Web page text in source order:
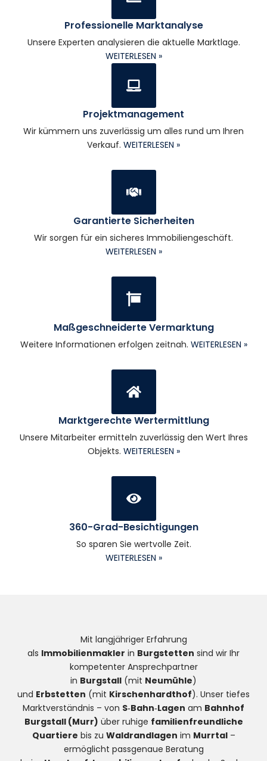
Professionelle Marktanalyse
Unsere Experten analysieren die aktuelle Marktlage.
WEITERLESEN »
Projektmanagement
Wir kümmern uns zuverlässig um alles rund um Ihren
Verkauf. WEITERLESEN »
Garantierte Sicherheiten
Wir sorgen für ein sicheres Immobiliengeschäft.
WEITERLESEN »
Maßgeschneiderte Vermarktung
Weitere Informationen erfolgen zeitnah. WEITERLESEN »
Marktgerechte Wertermittlung
Unsere Mitarbeiter ermitteln zuverlässig den Wert Ihres
Objekts. WEITERLESEN »
360-Grad-Besichtigungen
So sparen Sie wertvolle Zeit.
WEITERLESEN »
Mit langjähriger Erfahrung
als Immobilienmakler in Burgstetten sind wir Ihr
kompetenter Ansprechpartner
in Burgstall (mit Neumühle)
und Erbstetten (mit Kirschenhardthof). Unser tiefes
Marktverständnis – von S‑Bahn‑Lagen am Bahnhof
Burgstall (Murr) über ruhige familienfreundliche
Quartiere bis zu Waldrandlagen im Murrtal–
ermöglicht passgenaue Beratung